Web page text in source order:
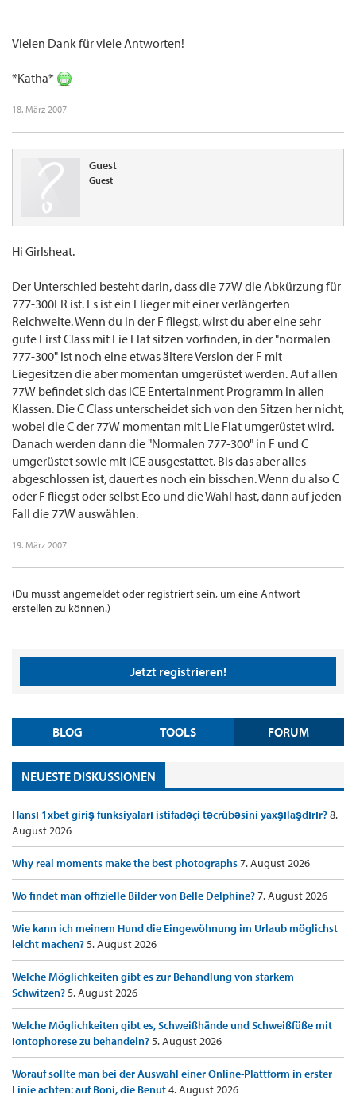
Vielen Dank für viele Antworten!
*Katha*
18. März 2007
Guest
Guest
Hi Girlsheat.
Der Unterschied besteht darin, dass die 77W die Abkürzung für
777-300ER ist. Es ist ein Flieger mit einer verlängerten
Reichweite. Wenn du in der F fliegst, wirst du aber eine sehr
gute First Class mit Lie Flat sitzen vorfinden, in der "normalen
777-300" ist noch eine etwas ältere Version der F mit
Liegesitzen die aber momentan umgerüstet werden. Auf allen
77W befindet sich das ICE Entertainment Programm in allen
Klassen. Die C Class unterscheidet sich von den Sitzen her nicht,
wobei die C der 77W momentan mit Lie Flat umgerüstet wird.
Danach werden dann die "Normalen 777-300" in F und C
umgerüstet sowie mit ICE ausgestattet. Bis das aber alles
abgeschlossen ist, dauert es noch ein bisschen. Wenn du also C
oder F fliegst oder selbst Eco und die Wahl hast, dann auf jeden
Fall die 77W auswählen.
19. März 2007
(Du musst angemeldet oder registriert sein, um eine Antwort
erstellen zu können.)
Jetzt registrieren!
BLOG TOOLS FORUM
NEUESTE DISKUSSIONEN
Hansı 1xbet giriş funksiyaları istifadəçi təcrübəsini yaxşılaşdırır?8.
August 2026
Why real moments make the best photographs7. August 2026
Wo findet man offizielle Bilder von Belle Delphine?7. August 2026
Wie kann ich meinem Hund die Eingewöhnung im Urlaub möglichst
leicht machen?5. August 2026
Welche Möglichkeiten gibt es zur Behandlung von starkem
Schwitzen?5. August 2026
Welche Möglichkeiten gibt es, Schweißhände und Schweißfüße mit
Iontophorese zu behandeln?5. August 2026
Worauf sollte man bei der Auswahl einer Online-Plattform in erster
Linie achten: auf Boni, die Benut4. August 2026